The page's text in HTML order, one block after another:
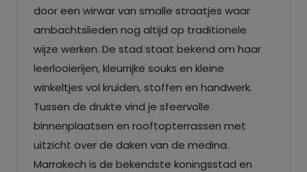
door een wirwar van smalle straatjes waar
ambachtslieden nog altijd op traditionele
wijze werken. De stad staat bekend om haar
leerlooierijen, kleurrijke souks en kleine
winkeltjes vol kruiden, stoffen en handwerk.
Tussen de drukte vind je sfeervolle
binnenplaatsen en rooftopterrassen met
uitzicht over de daken van de medina.
Marrakech is de bekendste koningsstad en